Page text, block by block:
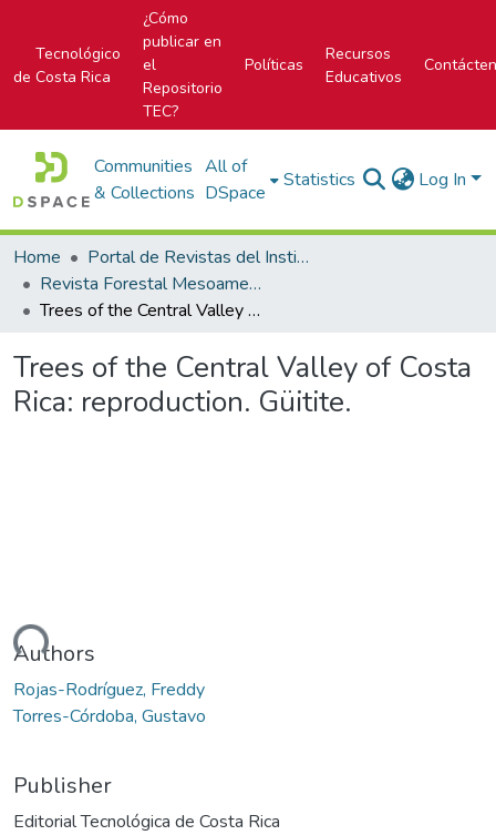
Tecnológico
de Costa Rica
¿Cómo
publicar en
el
Repositorio
TEC?
Políticas
Recursos
Educativos
Communities
& Collections
All of
DSpace
Statistics Log In
Home
Portal de Revistas del Instituto Tecnológico de Costa Rica
Revista Forestal Mesoamericana Kurú
Trees of the Central Valley of Costa Rica: reproduction. Güitite.
Trees of the Central Valley of Costa
Rica: reproduction. Güitite.
Authors
Rojas-Rodríguez, Freddy
Torres-Córdoba, Gustavo
Publisher
Editorial Tecnológica de Costa Rica